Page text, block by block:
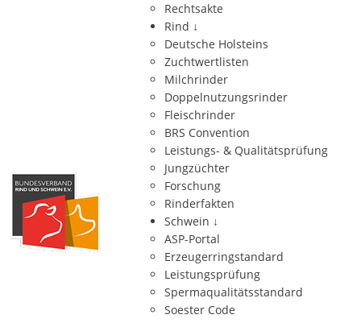
Rechtsakte
Rind ↓
Deutsche Holsteins
Zuchtwertlisten
Milchrinder
Doppelnutzungsrinder
Fleischrinder
BRS Convention
Leistungs- & Qualitätsprüfung
Jungzüchter
Forschung
Rinderfakten
Schwein ↓
ASP-Portal
Erzeugerringstandard
Leistungsprüfung
Spermaqualitätsstandard
Soester Code